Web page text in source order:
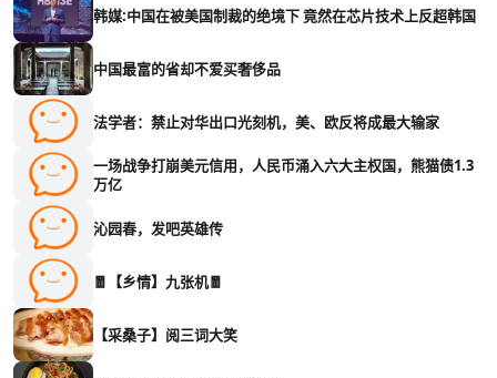
韩媒:中国在被美国制裁的绝境下 竟然在芯片技术上反超韩国
中国最富的省却不爱买奢侈品
法学者：禁止对华出口光刻机，美、欧反将成最大输家
一场战争打崩美元信用，人民币涌入六大主权国，熊猫债1.3
万亿
沁园春，发吧英雄传
🧧【乡情】九张机🧧
【采桑子】阅三词大笑